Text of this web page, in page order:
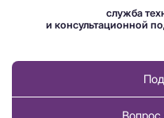
служба
и консультационной